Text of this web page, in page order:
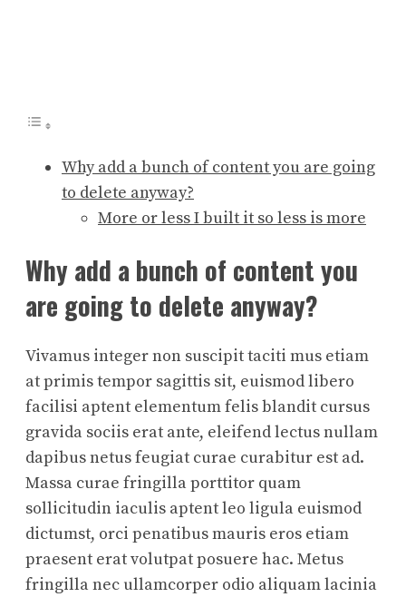
Why add a bunch of content you are going
to delete anyway?
More or less I built it so less is more
Why add a bunch of content you
are going to delete anyway?
Vivamus integer non suscipit taciti mus etiam
at primis tempor sagittis sit, euismod libero
facilisi aptent elementum felis blandit cursus
gravida sociis erat ante, eleifend lectus nullam
dapibus netus feugiat curae curabitur est ad.
Massa curae fringilla porttitor quam
sollicitudin iaculis aptent leo ligula euismod
dictumst, orci penatibus mauris eros etiam
praesent erat volutpat posuere hac. Metus
fringilla nec ullamcorper odio aliquam lacinia